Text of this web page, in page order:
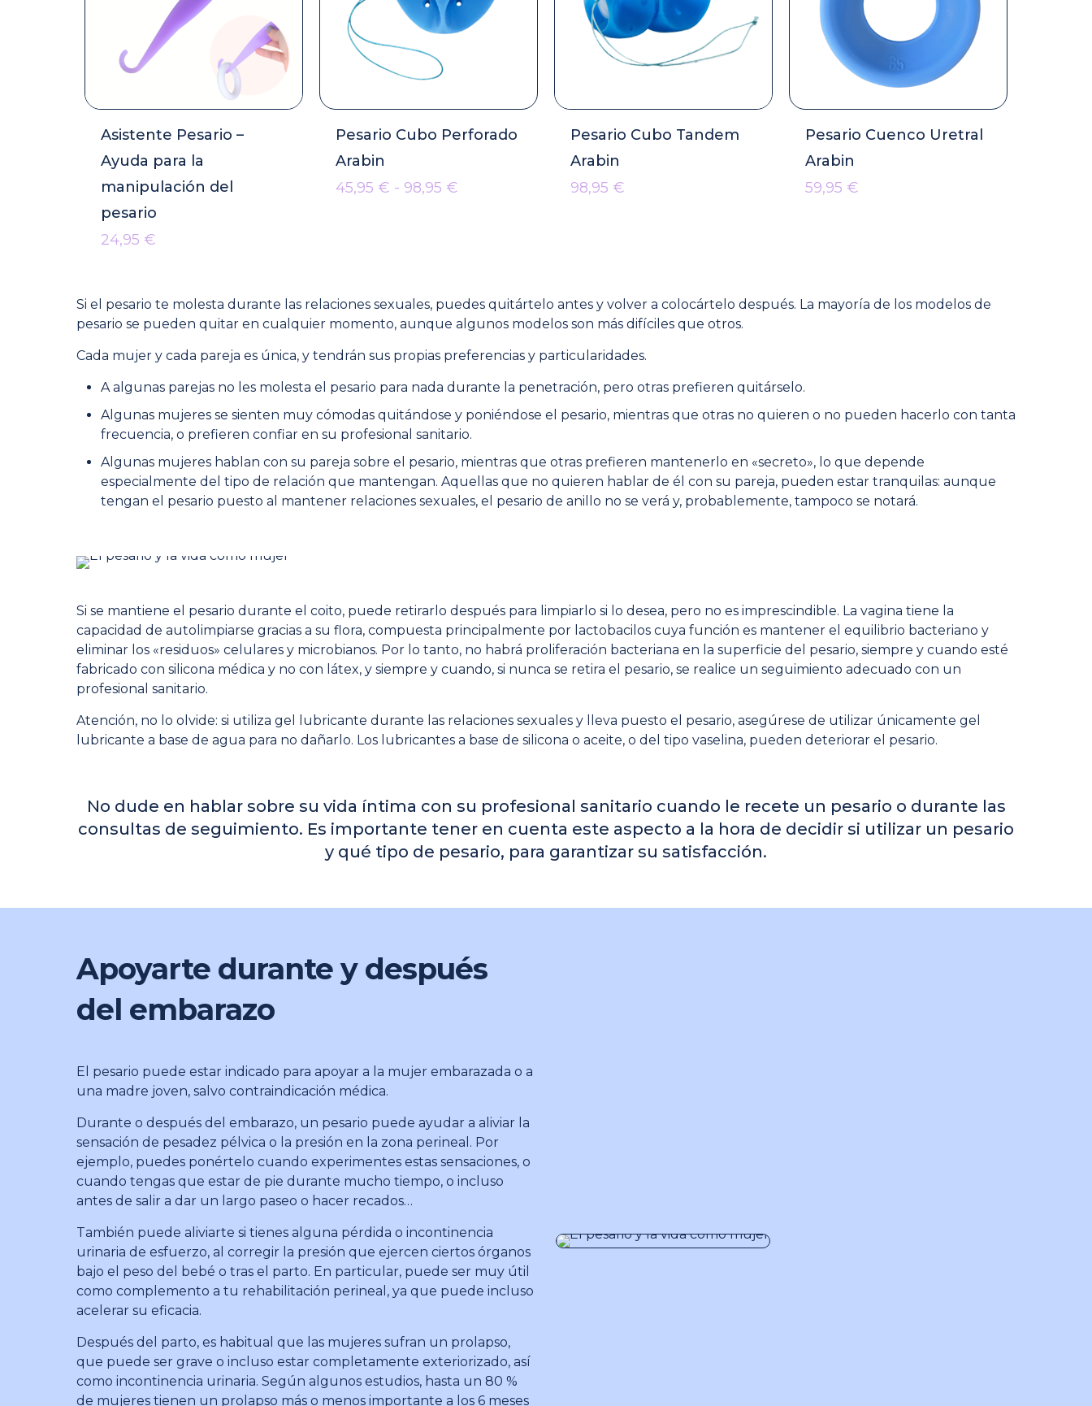
Asistente Pesario –
Ayuda para la
manipulación del
pesario
24,95 €
Pesario Cubo Perforado
Arabin
45,95 € - 98,95 €
98,95 €
Pesario Cubo Tandem
Arabin
98,95 €
Pesario Cuenco Uretral
Arabin
59,95 €
Si el pesario te molesta durante las relaciones sexuales, puedes quitártelo antes y volver a colocártelo después. La mayoría de los modelos de
pesario se pueden quitar en cualquier momento, aunque algunos modelos son más difíciles que otros.
Cada mujer y cada pareja es única, y tendrán sus propias preferencias y particularidades.
A algunas parejas no les molesta el pesario para nada durante la penetración, pero otras prefieren quitárselo.
Algunas mujeres se sienten muy cómodas quitándose y poniéndose el pesario, mientras que otras no quieren o no pueden hacerlo con tanta
frecuencia, o prefieren confiar en su profesional sanitario.
Algunas mujeres hablan con su pareja sobre el pesario, mientras que otras prefieren mantenerlo en «secreto», lo que depende
especialmente del tipo de relación que mantengan. Aquellas que no quieren hablar de él con su pareja, pueden estar tranquilas: aunque
tengan el pesario puesto al mantener relaciones sexuales, el pesario de anillo no se verá y, probablemente, tampoco se notará.
Si se mantiene el pesario durante el coito, puede retirarlo después para limpiarlo si lo desea, pero no es imprescindible. La vagina tiene la
capacidad de autolimpiarse gracias a su flora, compuesta principalmente por lactobacilos cuya función es mantener el equilibrio bacteriano y
eliminar los «residuos» celulares y microbianos. Por lo tanto, no habrá proliferación bacteriana en la superficie del pesario, siempre y cuando esté
fabricado con silicona médica y no con látex, y siempre y cuando, si nunca se retira el pesario, se realice un seguimiento adecuado con un
profesional sanitario.
Atención, no lo olvide: si utiliza gel lubricante durante las relaciones sexuales y lleva puesto el pesario, asegúrese de utilizar únicamente gel
lubricante a base de agua para no dañarlo. Los lubricantes a base de silicona o aceite, o del tipo vaselina, pueden deteriorar el pesario.
No dude en hablar sobre su vida íntima con su profesional sanitario cuando le recete un pesario o durante las
consultas de seguimiento. Es importante tener en cuenta este aspecto a la hora de decidir si utilizar un pesario
y qué tipo de pesario, para garantizar su satisfacción.
Apoyarte durante y después
del embarazo
El pesario puede estar indicado para apoyar a la mujer embarazada o a
una madre joven, salvo contraindicación médica.
Durante o después del embarazo, un pesario puede ayudar a aliviar la
sensación de pesadez pélvica o la presión en la zona perineal. Por
ejemplo, puedes ponértelo cuando experimentes estas sensaciones, o
cuando tengas que estar de pie durante mucho tiempo, o incluso
antes de salir a dar un largo paseo o hacer recados…
También puede aliviarte si tienes alguna pérdida o incontinencia
urinaria de esfuerzo, al corregir la presión que ejercen ciertos órganos
bajo el peso del bebé o tras el parto. En particular, puede ser muy útil
como complemento a tu rehabilitación perineal, ya que puede incluso
acelerar su eficacia.
Después del parto, es habitual que las mujeres sufran un prolapso,
que puede ser grave o incluso estar completamente exteriorizado, así
como incontinencia urinaria. Según algunos estudios, hasta un 80 %
de mujeres tienen un prolapso más o menos importante a los 6 meses